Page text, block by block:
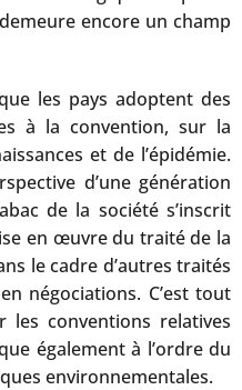
encore un champ
les pays adoptent des
à la convention, sur la
et de l’épidémie.
d’une génération
de la société s’inscrit
en œuvre du traité de la
le cadre d’autres traités
négociations. C’est tout
les conventions relatives
également à l’ordre du
environnementales.